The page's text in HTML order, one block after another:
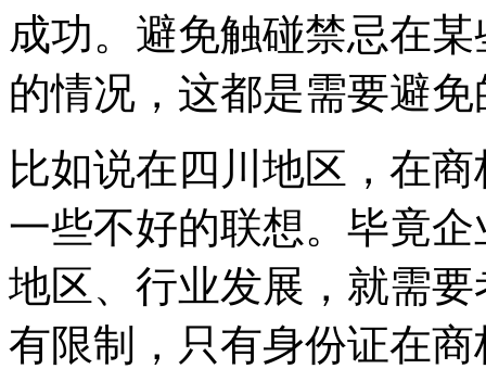
成功。避免触碰禁忌在
的情况，这都是需要避免
比如说在四川地区，在
一些不好的联想。毕竟
地区、行业发展，就需
有限制，只有身份证在